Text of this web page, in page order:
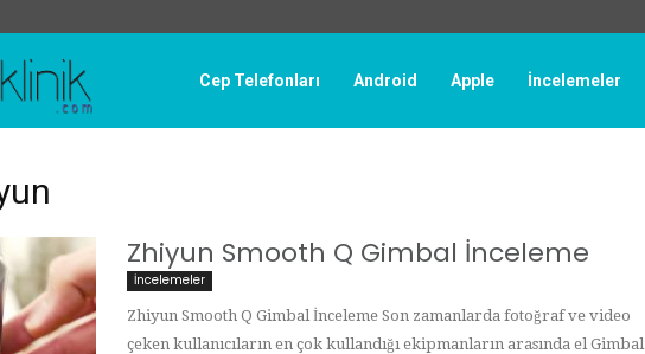
Cep Telefonları Android Apple İncelemeler
Zhiyun Smooth Q Gimbal İnceleme
İncelemeler
Zhiyun Smooth Q Gimbal İnceleme Son zamanlarda fotoğraf ve video
çeken kullanıcıların en çok kullandığı ekipmanların arasında el Gimbal